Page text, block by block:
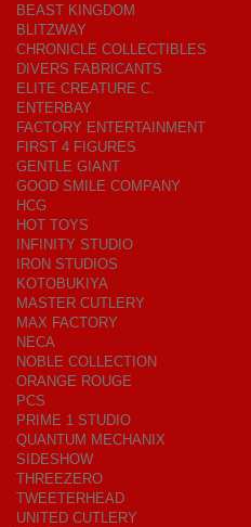
BEAST KINGDOM
BLITZWAY
CHRONICLE COLLECTIBLES
DIVERS FABRICANTS
ELITE CREATURE C.
ENTERBAY
FACTORY ENTERTAINMENT
FIRST 4 FIGURES
GENTLE GIANT
GOOD SMILE COMPANY
HCG
HOT TOYS
INFINITY STUDIO
IRON STUDIOS
KOTOBUKIYA
MASTER CUTLERY
MAX FACTORY
NECA
NOBLE COLLECTION
ORANGE ROUGE
PCS
PRIME 1 STUDIO
QUANTUM MECHANIX
SIDESHOW
THREEZERO
TWEETERHEAD
UNITED CUTLERY